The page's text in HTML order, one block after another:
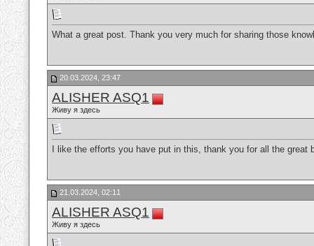
What a great post. Thank you very much for sharing those
20.03.2024, 23:47
ALISHER ASQ1
Живу я здесь
I like the efforts you have put in this, thank you for all the great
21.03.2024, 02:11
ALISHER ASQ1
Живу я здесь